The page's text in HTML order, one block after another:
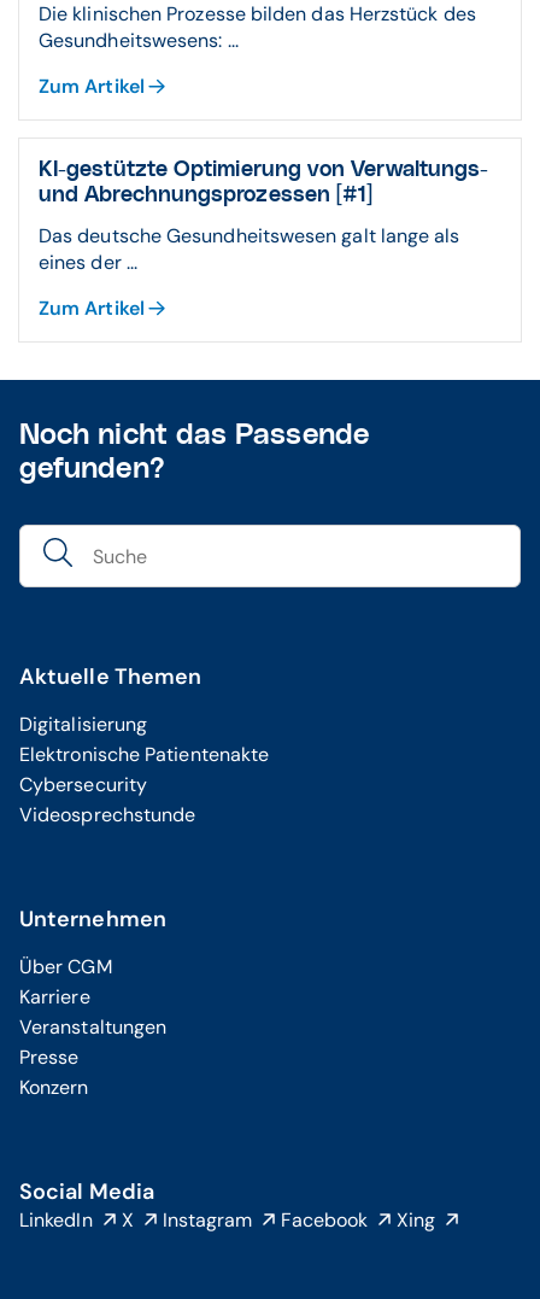
Die klinischen Prozesse bilden das Herzstück des
Gesundheitswesens: ...
Zum Artikel
KI-ge­stützte Opti­mierung von Ver­wal­tungs-
und Abrech­nungs­pro­zessen [#1]
Das deutsche Gesundheitswesen galt lange als
eines der ...
Zum Artikel
Noch nicht das Passende
gefunden?
Aktuelle Themen
Digitalisierung
Elektronische Patientenakte
Cybersecurity
Videosprechstunde
Unternehmen
Über CGM
Karriere
Veranstaltungen
Presse
Konzern
Social Media
LinkedIn X Instagram Facebook Xing